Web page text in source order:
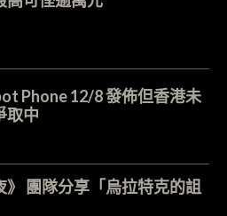
Phone 12/8 發佈但香港未
取中
》 團隊分享「烏拉特克的詛